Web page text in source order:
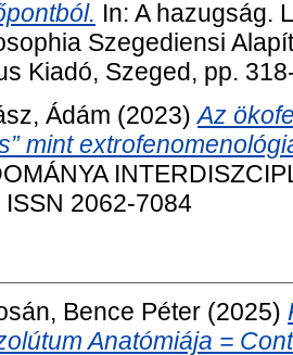
In: A hazugság.
Szegediensi
Kiadó, Szeged, pp.
Ádám (2023)Az
mint
ISSN 2062-7084
Bence Péter (2025)
Anatómiája =